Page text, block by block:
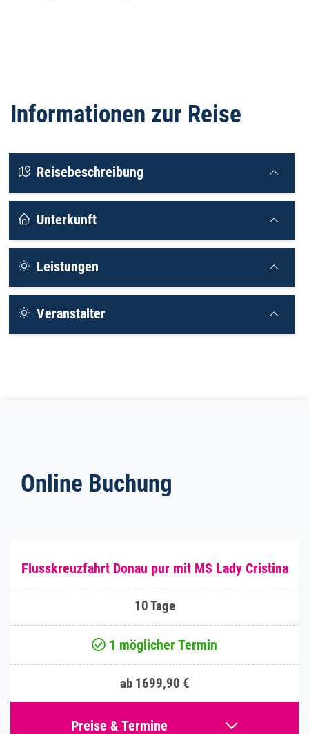
Informationen zur Reise
Reisebeschreibung
Unterkunft
Leistungen
Veranstalter
Online Buchung
Flusskreuzfahrt Donau pur mit MS Lady Cristina
10 Tage
1 möglicher Termin
ab 1699,90 €
Preise & Termine